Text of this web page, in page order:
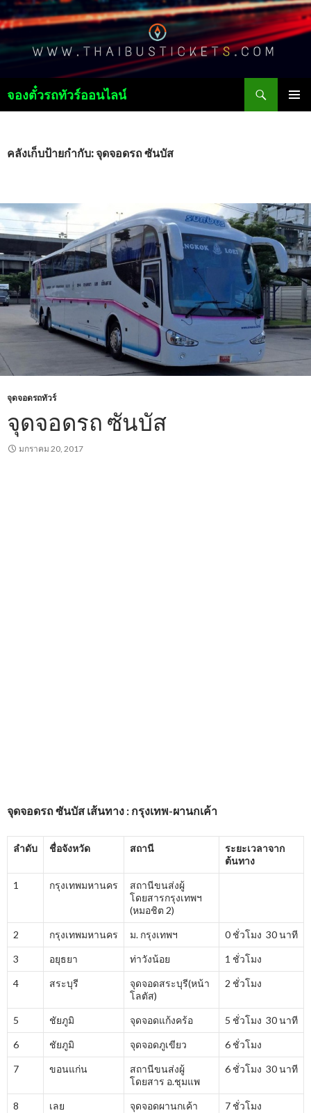
จองตั๋วรถทัวร์ออนไลน์
เนื้อหา
คลังเก็บป้ายกำกับ: จุดจอดรถ ซันบัส
จุดจอดรถทัวร์
จุดจอดรถ ซันบัส
มกราคม 20, 2017
จุดจอดรถซันบัส เส้นทาง : กรุงเทพ-ผานกเค้า
ลำดับ ชื่อจังหวัด สถานี
ระยะเวลาจาก
ต้นทาง
1 กรุงเทพมหานคร
สถานีขนส่งผู้
โดยสารกรุงเทพฯ
(หมอชิต 2)
2 กรุงเทพมหานคร ม. กรุงเทพฯ 0 ชั่วโมง 30 นาที
3 อยุธยา ท่าวังน้อย 1 ชั่วโมง
4 สระบุรี
จุดจอดสระบุรี(หน้า
โลตัส)
2 ชั่วโมง
5 ชัยภูมิ จุดจอดแก้งคร้อ 5 ชั่วโมง 30 นาที
6 ชัยภูมิ จุดจอดภูเขียว 6 ชั่วโมง
7 ขอนแก่น
สถานีขนส่งผู้
โดยสาร อ.ชุมแพ
6 ชั่วโมง 30 นาที
8 เลย จุดจอดผานกเค้า 7 ชั่วโมง